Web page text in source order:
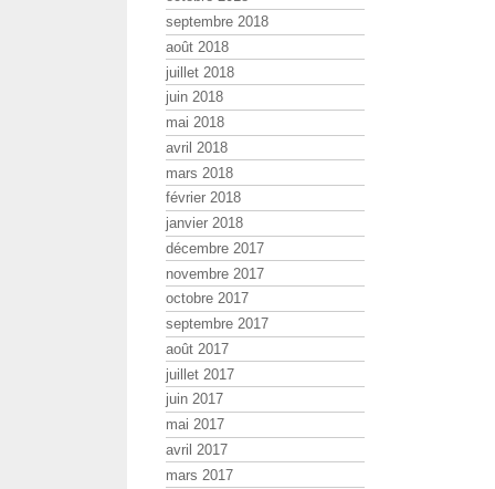
septembre 2018
août 2018
juillet 2018
juin 2018
mai 2018
avril 2018
mars 2018
février 2018
janvier 2018
décembre 2017
novembre 2017
octobre 2017
septembre 2017
août 2017
juillet 2017
juin 2017
mai 2017
avril 2017
mars 2017